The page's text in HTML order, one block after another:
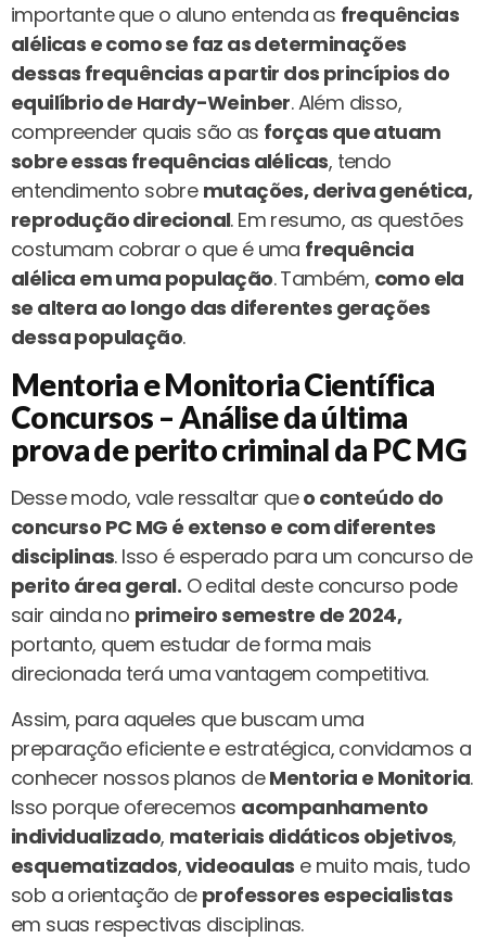
importante que o aluno entenda as frequências
alélicas e como se faz as determinações
dessas frequências a partir dos princípios do
equilíbrio de Hardy-Weinber. Além disso,
compreender quais são as forças que atuam
sobre essas frequências alélicas, tendo
entendimento sobre mutações, deriva genética,
reprodução direcional. Em resumo, as questões
costumam cobrar o que é uma frequência
alélica em uma população. Também, como ela
se altera ao longo das diferentes gerações
dessa população.
Mentoria e Monitoria Científica
Concursos – Análise da última
prova de perito criminal da PC MG
Desse modo, vale ressaltar queo conteúdo do
concurso PC MG é extenso e com diferentes
disciplinas. Isso é esperado para um concurso de
perito área geral. O edital deste concurso pode
sair ainda no primeiro semestre de 2024,
portanto, quem estudar de forma mais
direcionada terá uma vantagem competitiva.
Assim, para aqueles que buscam uma
preparação eficiente e estratégica, convidamos a
conhecer nossos planos deMentoria e Monitoria.
Isso porque oferecemos acompanhamento
individualizado, materiais didáticos objetivos,
esquematizados,videoaulas e muito mais, tudo
sob a orientação de professores especialistas
em suas respectivas disciplinas.